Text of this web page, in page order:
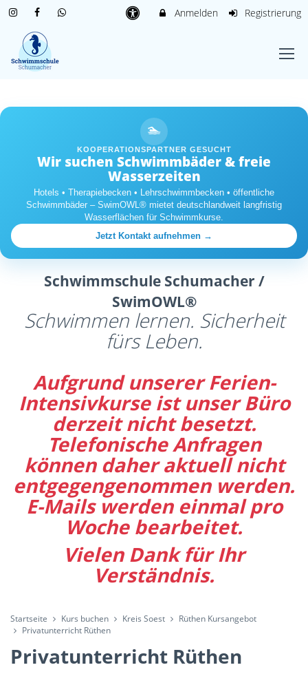
Anmelden Registrierung
🏊
KOOPERATIONSPARTNER GESUCHT
Wir suchen Schwimmbäder & freie
Wasserzeiten
Hotels • Therapiebecken • Lehrschwimmbecken • öffentliche
Schwimmbäder – SwimOWL® mietet deutschlandweit langfristig
Wasserflächen für Schwimmkurse.
Jetzt Kontakt aufnehmen →
Schwimmschule Schumacher /
SwimOWL®
Schwimmen lernen. Sicherheit
fürs Leben.
Aufgrund unserer Ferien-
Intensivkurse ist unser Büro
derzeit nicht besetzt.
Telefonische Anfragen
können daher aktuell nicht
entgegengenommen werden.
E-Mails werden einmal pro
Woche bearbeitet.
Vielen Dank für Ihr
Verständnis.
Startseite Kurs buchen Kreis Soest
Rüthen Kursangebot
Privatunterricht Rüthen
Privatunterricht Rüthen